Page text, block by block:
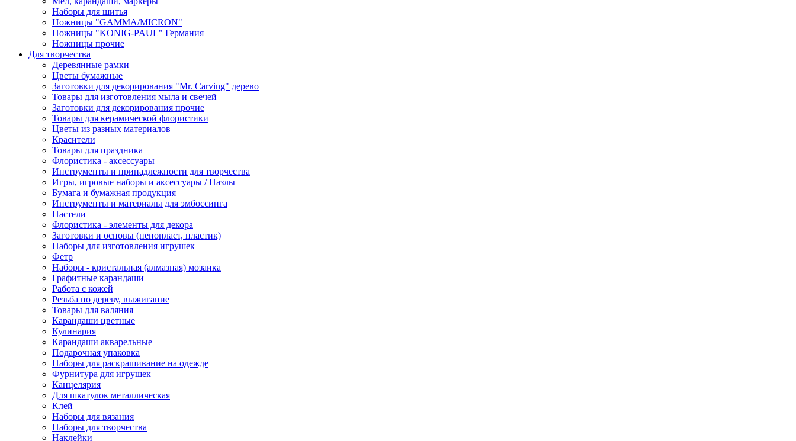
Наборы для шитья
Ножницы "GAMMA/MICRON"
Ножницы "KONIG-PAUL" Германия
Ножницы прочие
Для творчества
Деревянные рамки
Цветы бумажные
Заготовки для декорирования "Mr. Carving" дерево
Товары для изготовления мыла и свечей
Заготовки для декорирования прочие
Товары для керамической флористики
Цветы из разных материалов
Красители
Товары для праздника
Флористика - аксессуары
Инструменты и принадлежности для творчества
Игры, игровые наборы и аксессуары / Пазлы
Бумага и бумажная продукция
Инструменты и материалы для эмбоссинга
Пастели
Флористика - элементы для декора
Заготовки и основы (пенопласт, пластик)
Наборы для изготовления игрушек
Фетр
Наборы - кристальная (алмазная) мозаика
Графитные карандаши
Работа с кожей
Резьба по дереву, выжигание
Товары для валяния
Карандаши цветные
Кулинария
Карандаши акварельные
Подарочная упаковка
Наборы для раскрашивание на одежде
Фурнитура для игрушек
Канцелярия
Для шкатулок металлическая
Клей
Наборы для вязания
Наборы для творчества
Наклейки